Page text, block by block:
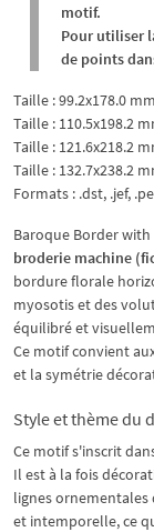
motif.
Pour utiliser
de points
Taille : 99.2x178.0
Taille : 110.5x198.2
Taille : 121.6x218.2
Taille : 132.7x238.2
Formats : .dst, .jef,
Baroque Border with
broderie machine
bordure florale
myosotis et des
équilibré et
Ce motif convient
et la symétrie
Style et thème du
Ce motif s'inscrit
Il est à la fois
lignes ornementales
et intemporelle, ce